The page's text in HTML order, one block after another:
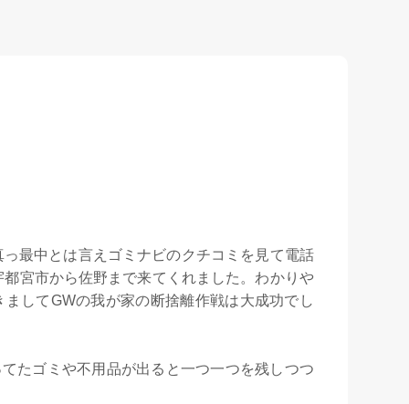
最中とは言えゴミナビのクチコミを見て電話
宮市から佐野まで来てくれました。わかりや
してGWの我が家の断捨離作戦は大成功でし
たゴミや不用品が出ると一つ一つを残しつつ